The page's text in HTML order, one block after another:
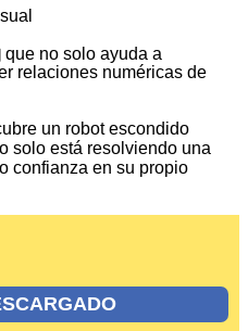
que no solo ayuda a
relaciones numéricas de
un robot escondido
solo está resolviendo una
confianza en su propio